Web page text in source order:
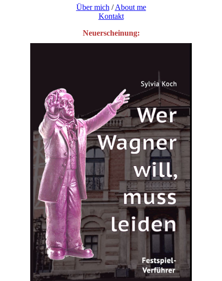
Über mich /About me
Kontakt
Neuerscheinung: